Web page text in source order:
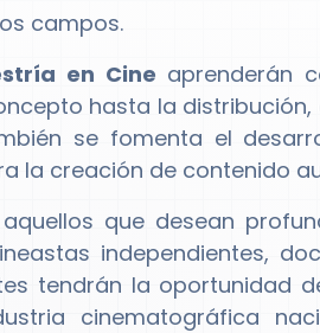
campos.
en Cine aprenderán
hasta la
se fomenta el
la creación de contenido
que desean
independientes,
tendrán la oportunidad
cinematográfica